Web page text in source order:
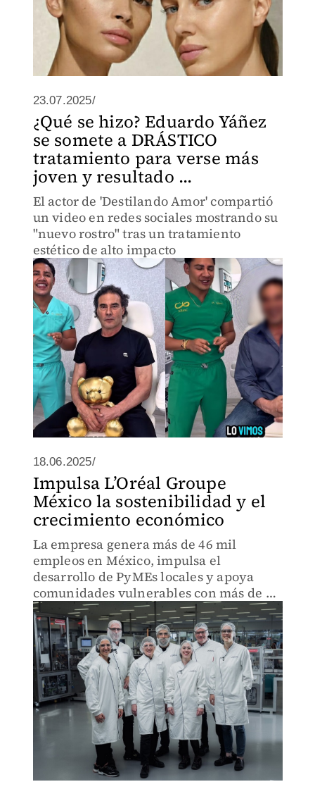
23.07.2025/
¿Qué se hizo? Eduardo Yáñez
se somete a DRÁSTICO
tratamiento para verse más
joven y resultado ...
El actor de 'Destilando Amor' compartió
un video en redes sociales mostrando su
"nuevo rostro" tras un tratamiento
estético de alto impacto
18.06.2025/
Impulsa L’Oréal Groupe
México la sostenibilidad y el
crecimiento económico
La empresa genera más de 46 mil
empleos en México, impulsa el
desarrollo de PyMEs locales y apoya
comunidades vulnerables con más de 26
millones de pesos